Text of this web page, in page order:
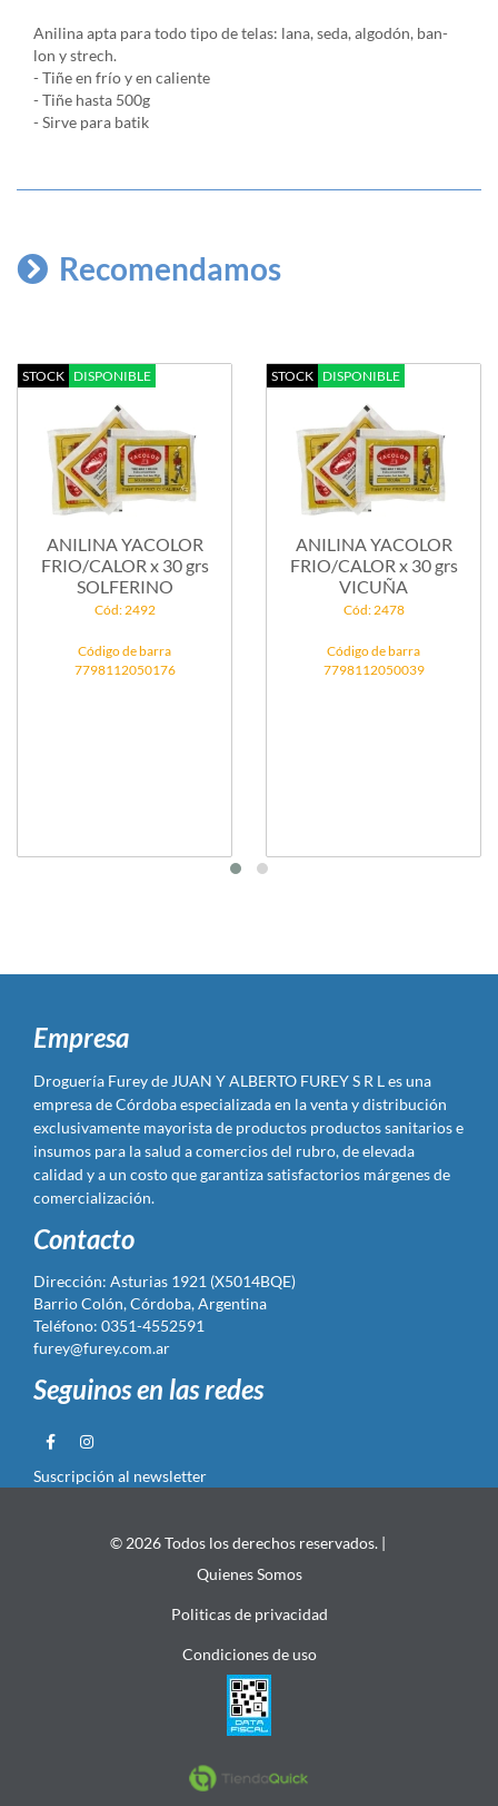
Anilina apta para todo tipo de telas: lana, seda, algodón, ban-
lon y strech.
- Tiñe en frío y en caliente
- Tiñe hasta 500g
- Sirve para batik
Recomendamos
STOCK DISPONIBLE
ANILINA YACOLOR
FRIO/CALOR x 30 grs
SOLFERINO
Cód: 2492
Código de barra
7798112050176
STOCK DISPONIBLE
ANILINA YACOLOR
FRIO/CALOR x 30 grs
VICUÑA
Cód: 2478
Código de barra
7798112050039
Empresa
Droguería Furey de JUAN Y ALBERTO FUREY S R L es una
empresa de Córdoba especializada en la venta y distribución
exclusivamente mayorista de productos productos sanitarios e
insumos para la salud a comercios del rubro, de elevada
calidad y a un costo que garantiza satisfactorios márgenes de
comercialización.
Contacto
Dirección: Asturias 1921 (X5014BQE)
Barrio Colón, Córdoba, Argentina
Teléfono: 0351-4552591
furey@furey.com.ar
Seguinos en las redes
Suscripción al newsletter
© 2026 Todos los derechos reservados. |
Quienes Somos
Politicas de privacidad
Condiciones de uso